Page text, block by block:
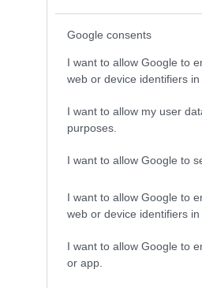
Google consents
I want to allow Google to
web or device identifiers in
I want to allow my user
purposes.
I want to allow Google to
I want to allow Google to
web or device identifiers in
I want to allow Google to
or app.